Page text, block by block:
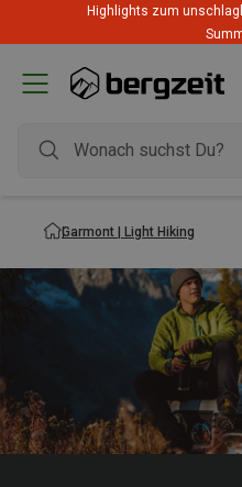
Highlights zum
Garmont | Light Hiking